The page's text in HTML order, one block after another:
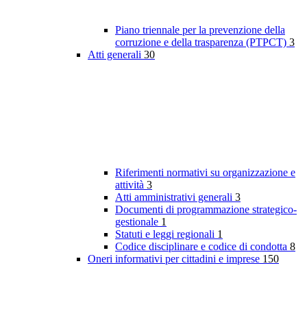
Piano triennale per la prevenzione della
corruzione e della trasparenza (PTPCT) 3
Atti generali 30
Riferimenti normativi su organizzazione e
attività 3
Atti amministrativi generali 3
Documenti di programmazione strategico-
gestionale 1
Statuti e leggi regionali 1
Codice disciplinare e codice di condotta 8
Oneri informativi per cittadini e imprese 150